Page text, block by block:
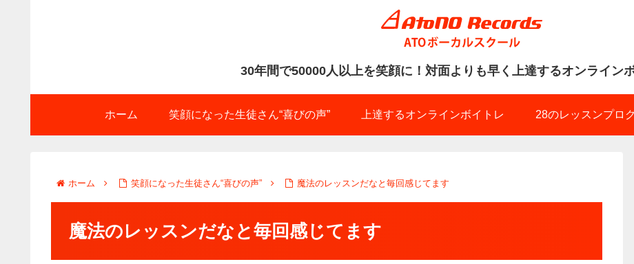
30年間で50000人以上を笑顔に！
ホーム 笑顔になった生徒さん“喜びの声” 上達するオンラインボイトレ 28のレッスンプロ
ホーム 笑顔になった生徒さん“喜びの声” 魔法のレッスンだなと毎回感じてます
魔法のレッスンだなと毎回感じてます